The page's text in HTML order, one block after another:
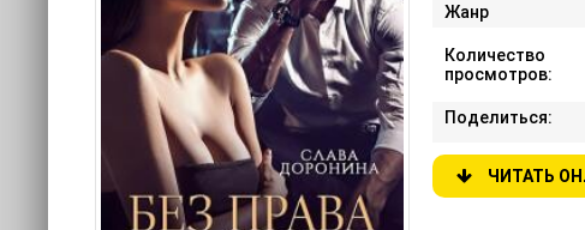
Жанр
Количество
просмотров:
Поделиться:
ЧИТАТЬ